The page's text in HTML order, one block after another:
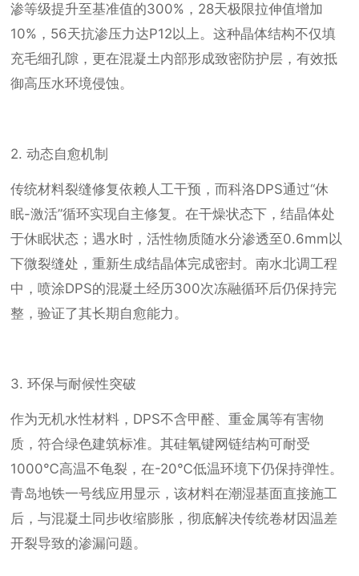
渗等级提升至基准值的300%，28天极限拉伸值增加
10%，56天抗渗压力达P12以上。这种晶体结构不仅填
充毛细孔隙，更在混凝土内部形成致密防护层，有效抵
御高压水环境侵蚀。
2. 动态自愈机制
传统材料裂缝修复依赖人工干预，而科洛DPS通过“休
眠-激活”循环实现自主修复。在干燥状态下，结晶体处
于休眠状态；遇水时，活性物质随水分渗透至0.6mm以
下微裂缝处，重新生成结晶体完成密封。南水北调工程
中，喷涂DPS的混凝土经历300次冻融循环后仍保持完
整，验证了其长期自愈能力。
3. 环保与耐候性突破
作为无机水性材料，DPS不含甲醛、重金属等有害物
质，符合绿色建筑标准。其硅氧键网链结构可耐受
1000℃高温不龟裂，在-20℃低温环境下仍保持弹性。
青岛地铁一号线应用显示，该材料在潮湿基面直接施工
后，与混凝土同步收缩膨胀，彻底解决传统卷材因温差
开裂导致的渗漏问题。